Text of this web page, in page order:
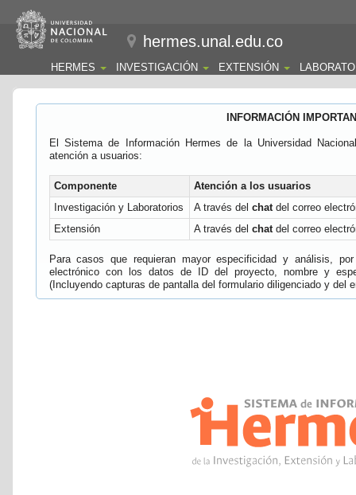
hermes.unal.edu.co
HERMES INVESTIGACIÓN EXTENSIÓN
INFORMACIÓN
El Sistema de Información Hermes de la Universidad
atención a usuarios:
Componente
Atención a los usuarios
Investigación y Laboratorios
A través del chatdel correo
Extensión
A través del chatdel correo
Para casos que requieran mayor especificidad y análisis,
electrónico con los datos de ID del proyecto, nombre y
(Incluyendo capturas de pantalla del formulario diligenciado y del